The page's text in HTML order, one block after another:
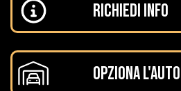
RICHIEDI INFO
OPZIONA L'AUTO